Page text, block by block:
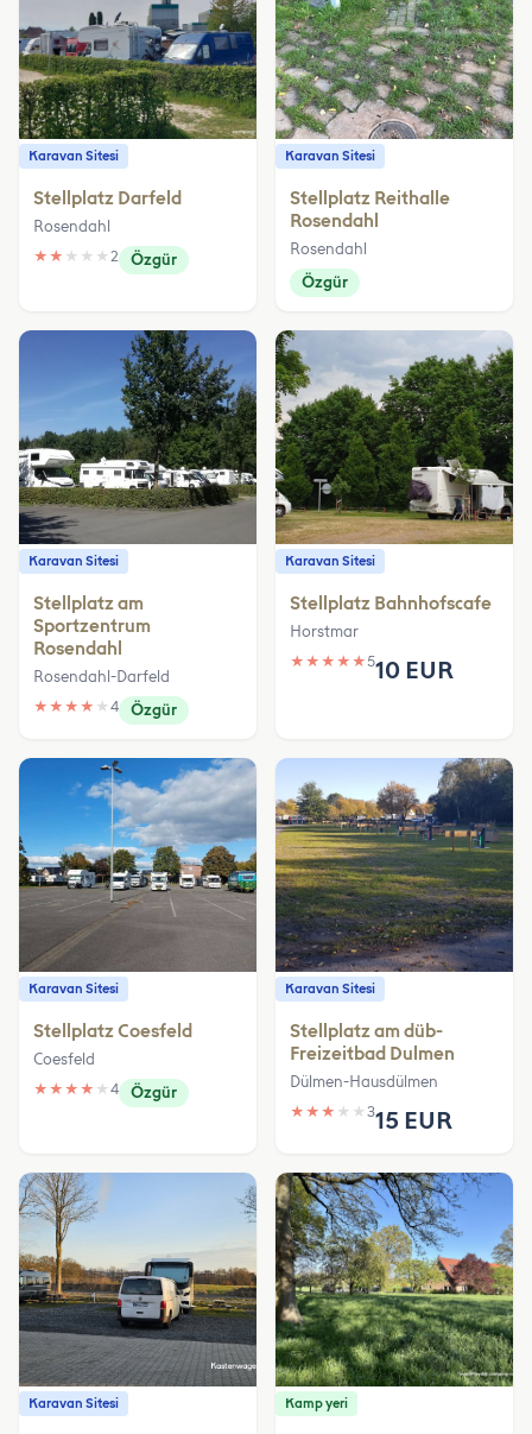
Karavan Sitesi
Stellplatz Darfeld
Rosendahl
★ ★ ★ ★ ★ 2 Özgür
Karavan Sitesi
Stellplatz Reithalle
Rosendahl
Rosendahl
Özgür
Karavan Sitesi
Stellplatz am
Sportzentrum
Rosendahl
Rosendahl-Darfeld
★ ★ ★ ★ ★ 4 Özgür
Karavan Sitesi
Stellplatz Bahnhofscafe
Horstmar
★ ★ ★ ★ ★510 EUR
Karavan Sitesi
Stellplatz Coesfeld
Coesfeld
★ ★ ★ ★ ★ 4 Özgür
Karavan Sitesi
Stellplatz am düb-
Freizeitbad Dulmen
Dülmen-Hausdülmen
★ ★ ★ ★ ★ 315 EUR
Karavan Sitesi Kamp yeri